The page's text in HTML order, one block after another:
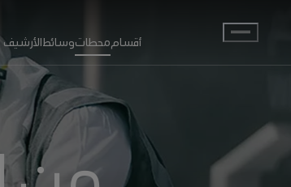
أقسام محطاتوسائطالأرشيف